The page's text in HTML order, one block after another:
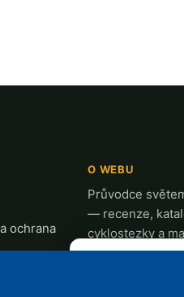
ochrana
O WEBU
Průvodce
— recenze,
cyklostezky a
nabíjecích